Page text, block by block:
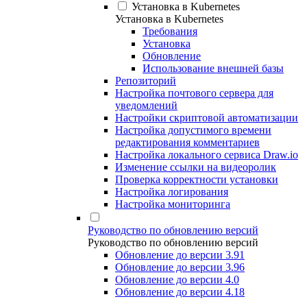
Установка в Kubernetes
Установка в Kubernetes
Требования
Установка
Обновление
Использование внешней базы
Репозиторий
Настройка почтового сервера для
уведомлений
Настройки скриптовой автоматизации
Настройка допустимого времени
редактирования комментариев
Настройка локального сервиса Draw.io
Изменение ссылки на видеоролик
Проверка корректности установки
Настройка логирования
Настройка мониторинга
Руководство по обновлению версий
Руководство по обновлению версий
Обновление до версии 3.91
Обновление до версии 3.96
Обновление до версии 4.0
Обновление до версии 4.18